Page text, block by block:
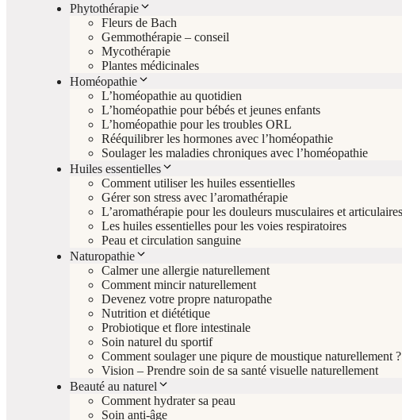
Phytothérapie
Fleurs de Bach
Gemmothérapie – conseil
Mycothérapie
Plantes médicinales
Homéopathie
L’homéopathie au quotidien
L’homéopathie pour bébés et jeunes enfants
L’homéopathie pour les troubles ORL
Rééquilibrer les hormones avec l’homéopathie
Soulager les maladies chroniques avec l’homéopathie
Huiles essentielles
Comment utiliser les huiles essentielles
Gérer son stress avec l’aromathérapie
L’aromathérapie pour les douleurs musculaires et articulaires
Les huiles essentielles pour les voies respiratoires
Peau et circulation sanguine
Naturopathie
Calmer une allergie naturellement
Comment mincir naturellement
Devenez votre propre naturopathe
Nutrition et diététique
Probiotique et flore intestinale
Soin naturel du sportif
Comment soulager une piqure de moustique naturellement ?
Vision – Prendre soin de sa santé visuelle naturellement
Beauté au naturel
Comment hydrater sa peau
Soin anti-âge